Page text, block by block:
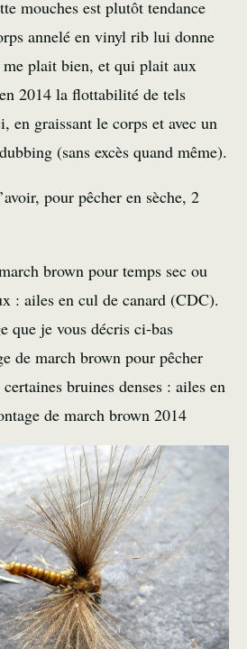
mouches est plutôt tendance
annelé en vinyl rib lui donne
plait bien, et qui plait aux
2014 la flottabilité de tels
en graissant le corps et avec un
(sans excès quand même).
pour pêcher en sèche, 2
brown pour temps sec ou
: ailes en cul de canard (CDC).
que je vous décris ci-bas
de march brown pour pêcher
bruines denses : ailes en
de march brown 2014